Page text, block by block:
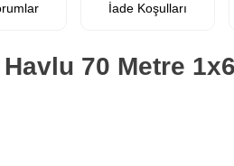
İade Koşulları
70 Metre